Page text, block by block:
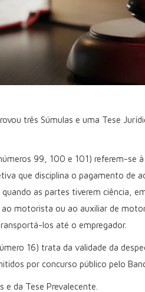
três Súmulas e uma Tese
99, 100 e 101) referem-se
que disciplina o pagamento de
as partes tiverem ciência,
ao motorista ou ao auxiliar de
los até o empregador.
16) trata da validade da
por concurso público pelo
da Tese Prevalecente.